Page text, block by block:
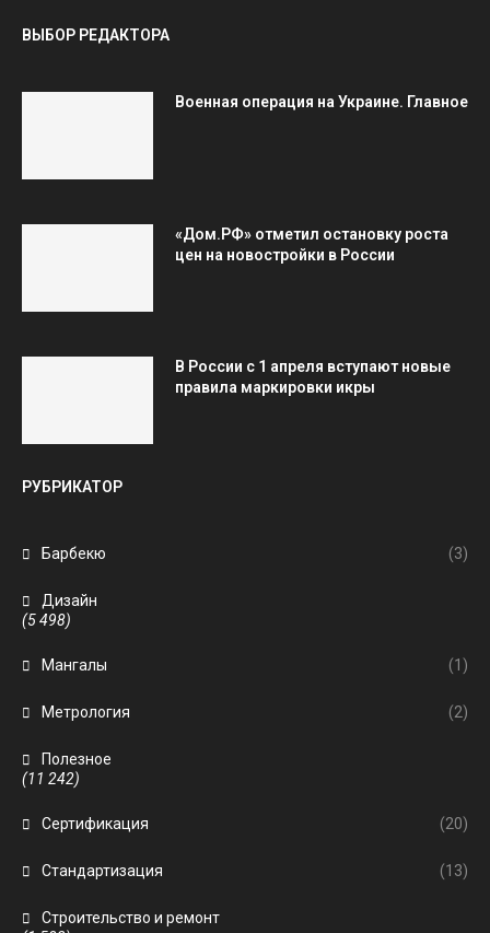
ВЫБОР РЕДАКТОРА
Военная операция на Украине. Главное
«Дом.РФ» отметил остановку роста
цен на новостройки в России
В России c 1 апреля вступают новые
правила маркировки икры
РУБРИКАТОР
Барбекю (3)
Дизайн
(5 498)
Мангалы (1)
Метрология (2)
Полезное
(11 242)
Сертификация (20)
Стандартизация (13)
Строительство и ремонт